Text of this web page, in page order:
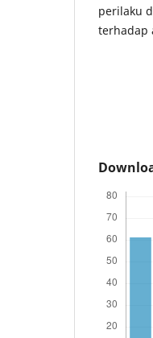
perilaku
terhadap